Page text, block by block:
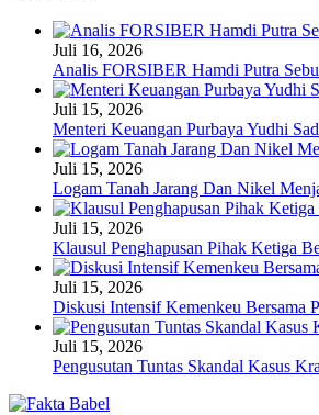
Juli 16, 2026
Analis FORSIBER Hamdi Putra
Juli 15, 2026
Menteri Keuangan Purbaya Yudhi
Juli 15, 2026
Logam Tanah Jarang Dan Nikel
Juli 15, 2026
Klausul Penghapusan Pihak Ketiga
Juli 15, 2026
Diskusi Intensif Kemenkeu Bersama
Juli 15, 2026
Pengusutan Tuntas Skandal Kasus